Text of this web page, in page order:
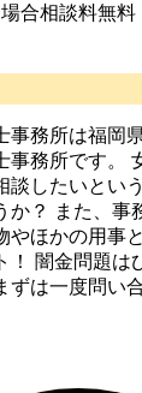
合相談料無
事務所は福岡
事務所です。
談したいとい
か？ また、事
やほかの用事
！ 闇金問題は
ずは一度問い